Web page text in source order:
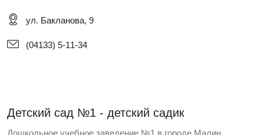
ул. Бакланова, 9
(04133) 5-11-34
Детский сад №1 - детский садик